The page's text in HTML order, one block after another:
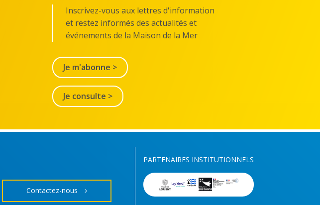
Inscrivez-vous aux lettres d'information
et restez informés des actualités et
événements de la Maison de la Mer
Je m'abonne >
Je consulte >
Contactez-nous
PARTENAIRES INSTITUTIONNELS